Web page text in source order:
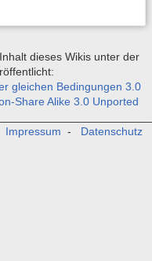
dieses Wikis unter der
gleichen Bedingungen 3.0
Share Alike 3.0 Unported
Impressum - Datenschutz